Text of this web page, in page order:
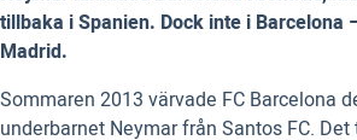
tillbaka i Spanien. Dock inte i Barcelona
Madrid.
Sommaren 2013 värvade FC Barcelona
underbarnet Neymar från Santos FC.